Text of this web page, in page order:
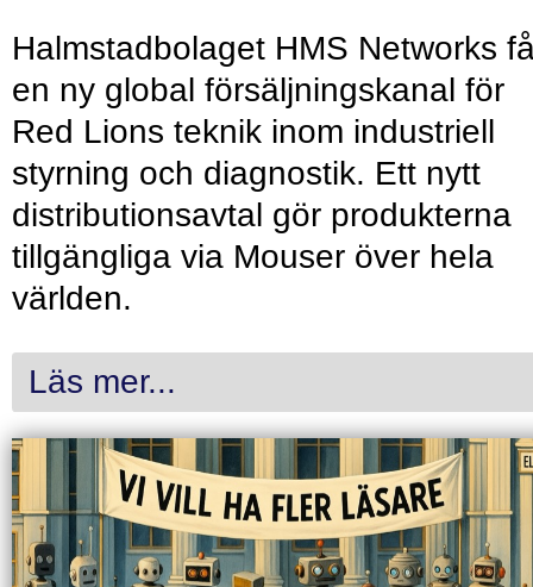
Halmstadbolaget HMS Networks
en ny global försäljningskanal för
Red Lions teknik inom industriell
styrning och diagnostik. Ett nytt
distributionsavtal gör produkterna
tillgängliga via Mouser över hela
världen.
Läs mer...